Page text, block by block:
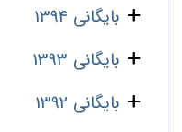
بایگانی 1394
بایگانی 1393
بایگانی 1392